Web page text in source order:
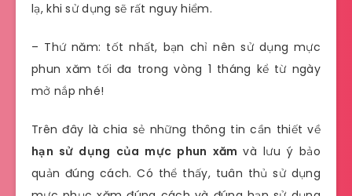
lạ, khi sử dụng sẽ rất nguy hiểm.
– Thứ năm: tốt nhất, bạn chỉ nên sử dụng mực
phun xăm tối đa trong vòng 1 tháng kể từ ngày
mở nắp nhé!
Trên đây là chia sẻ những thông tin cần thiết về
hạn sử dụng của mực phun xămvà lưu ý bảo
quản đúng cách. Có thể thấy, tuân thủ sử dụng